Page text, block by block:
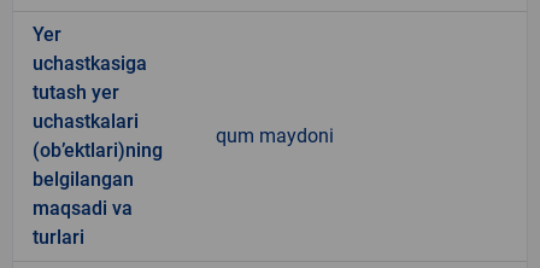
Yer
uchastkasiga
tutash yer
uchastkalari
(ob’ektlari)ning
belgilangan
maqsadi va
turlari
qum maydoni